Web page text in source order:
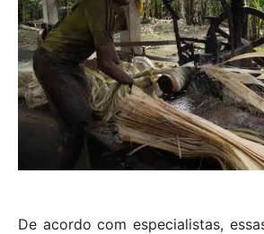
De acordo com especialistas,